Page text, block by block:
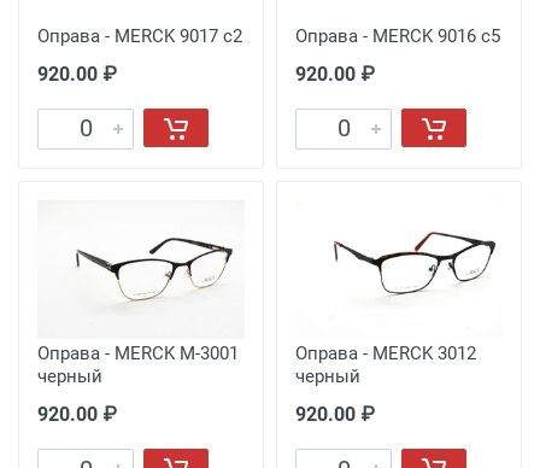
Оправа - MERCK 9017 с2
920.00 ₽
Оправа - MERCK 9016 с5
920.00 ₽
Оправа - MERCK M-3001
черный
920.00 ₽
Оправа - MERCK 3012
черный
920.00 ₽